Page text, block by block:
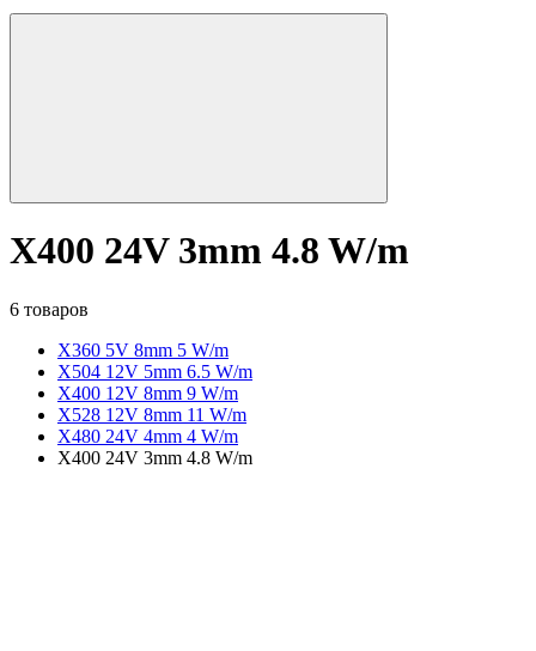
X400 24V 3mm 4.8 W/m
6 товаров
X360 5V 8mm 5 W/m
X504 12V 5mm 6.5 W/m
X400 12V 8mm 9 W/m
X528 12V 8mm 11 W/m
X480 24V 4mm 4 W/m
X400 24V 3mm 4.8 W/m